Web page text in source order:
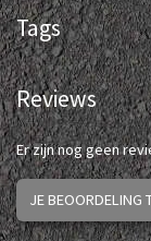
Tags
Reviews
Er zijn nog geen
JE BEOORDELING